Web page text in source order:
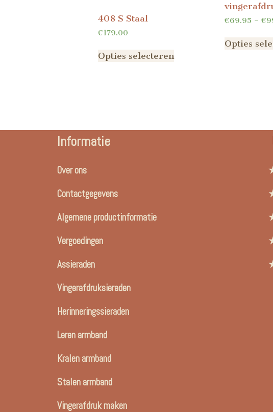
408 S Staal
€179.00
Opties selecteren
€69.95 –€
Opties
Informatie
Over ons
Contactgegevens
Algemene productinformatie
Vergoedingen
Assieraden
Vingerafdruksieraden
Herinneringssieraden
Leren armband
Kralen armband
Stalen armband
Vingerafdruk maken